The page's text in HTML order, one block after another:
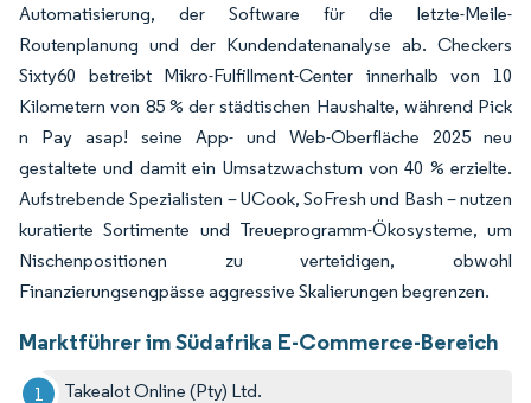
Automatisierung, der Software für die letzte-Meile-
Routenplanung und der Kundendatenanalyse ab. Checkers
Sixty60 betreibt Mikro-Fulfillment-Center innerhalb von 10
Kilometern von 85 % der städtischen Haushalte, während Pick
n Pay asap! seine App- und Web-Oberfläche 2025 neu
gestaltete und damit ein Umsatzwachstum von 40 % erzielte.
Aufstrebende Spezialisten – UCook, SoFresh und Bash – nutzen
kuratierte Sortimente und Treueprogramm-Ökosysteme, um
Nischenpositionen zu verteidigen, obwohl
Finanzierungsengpässe aggressive Skalierungen begrenzen.
Marktführer im Südafrika E-Commerce-Bereich
Takealot Online (Pty) Ltd.